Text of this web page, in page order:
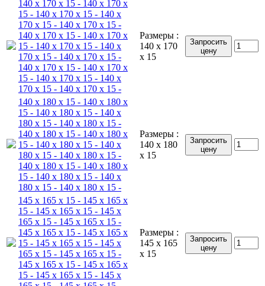
140 x 170 x 15 - 140 x 170 x
15 - 140 x 170 x 15 - 140 x
170 x 15 - 140 x 170 x 15 -
140 x 170 x 15 - 140 x 170 x
15 - 140 x 170 x 15 - 140 x
170 x 15 - 140 x 170 x 15 -
140 x 170 x 15 - 140 x 170 x
15 - 140 x 170 x 15 - 140 x
170 x 15 - 140 x 170 x 15 -
Размеры :
140 x 170
x 15
Запросить
цену
140 x 180 x 15 - 140 x 180 x
15 - 140 x 180 x 15 - 140 x
180 x 15 - 140 x 180 x 15 -
140 x 180 x 15 - 140 x 180 x
15 - 140 x 180 x 15 - 140 x
180 x 15 - 140 x 180 x 15 -
140 x 180 x 15 - 140 x 180 x
15 - 140 x 180 x 15 - 140 x
180 x 15 - 140 x 180 x 15 -
Размеры :
140 x 180
x 15
Запросить
цену
145 x 165 x 15 - 145 x 165 x
15 - 145 x 165 x 15 - 145 x
165 x 15 - 145 x 165 x 15 -
145 x 165 x 15 - 145 x 165 x
15 - 145 x 165 x 15 - 145 x
165 x 15 - 145 x 165 x 15 -
145 x 165 x 15 - 145 x 165 x
15 - 145 x 165 x 15 - 145 x
Размеры :
145 x 165
x 15
Запросить
цену